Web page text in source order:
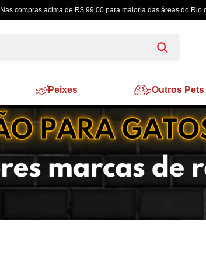
| Nas compras acima de R$ 99,00 para maioria das áreas do Rio
Peixes Outros Pets